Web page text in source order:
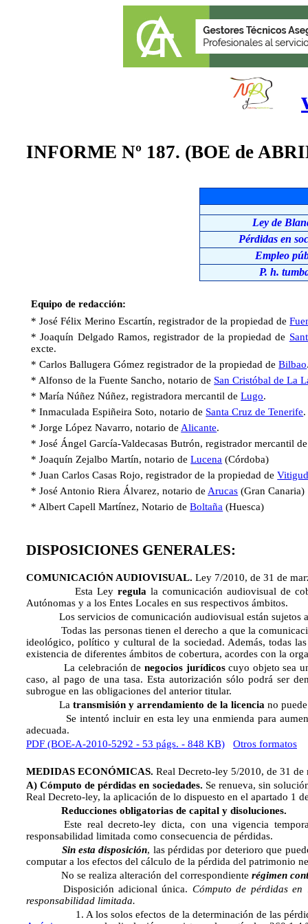
INFORME Nº 187. (BOE de
Ley de
Pérdidas en
Empleo
P. h.
Equipo de redacción:
* José Félix Merino Escartín, registrador de la propiedad de
* Joaquín Delgado Ramos, registrador de la propiedad de
excte.
* Carlos Ballugera Gómez registrador de la propiedad deBilbao
* Alfonso dela Fuente Sancho, notario de San Cristóbal de La
* María Núñez Núñez, registradora mercantil deLugo.
* Inmaculada Espiñeira Soto, notario de Santa Cruz de Tenerife.
* Jorge López Navarro, notario de Alicante.
* José Ángel García-Valdecasas Butrón, registrador mercantil
* Joaquín Zejalbo Martín, notario deLucena (Córdoba)
* Juan Carlos Casas Rojo, registrador de la propiedad de
* José Antonio Riera Álvarez, notario de Arucas (Gran Canaria)
* Albert Capell Martínez, Notario deBoltaña (Huesca)
DISPOSICIONES GENERALES:
COMUNICACIÓN AUDIOVISUAL. Ley 7/2010, de 31 de
Esta Leyregula la comunicación audiovisual de
Autónomas y a los Entes Locales en sus respectivos ámbitos.
Los servicios de comunicación audiovisual están sujetos a
Todas las personas tienen el derecho a que la
ideológico, político y cultural de la sociedad. Además, todas
existencia de diferentes ámbitos de cobertura, acordes con la
La celebración de negocios jurídicoscuyo objeto sea
caso, al pago de una tasa. Esta autorización sólo podrá ser
subrogue en las obligaciones del anterior titular.
La transmisión y arrendamiento de la licencia no
Se intentó incluir en esta ley una enmienda para aumentar
adecuada.
PDF (BOE-A-2010-5292 - 53 págs. - 848 KB)
Otros formatos
MEDIDAS ECONÓMICAS. Real Decreto-ley 5/2010, de 31
A) Cómputo de pérdidas en sociedades. Se renueva, sin
Real Decreto-ley, la aplicación de lo dispuesto en el apartado 1
Reducciones obligatorias de capital y disoluciones.
Este real decreto-ley dicta, con una vigencia
responsabilidad limitada como consecuencia de pérdidas.
Sin esta disposición, las pérdidas por deterioro que
computar a los efectos del cálculo de la pérdida del patrimonio
No se realiza alteración del correspondienterégimen
Disposición adicional única. Cómputo de pérdidas
responsabilidad limitada.
1. A los solos efectos de la determinación de las